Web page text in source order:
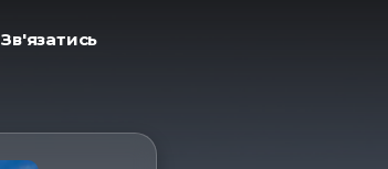
ㅤЗв'язатись